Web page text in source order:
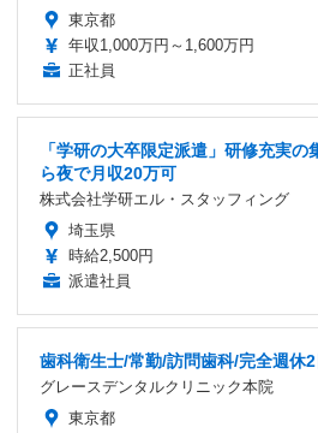
東京都
年収1,000万円～1,600万円
正社員
「学研の大卒限定派遣」研修充実
ら夜で月収20万可
株式会社学研エル・スタッフィング
埼玉県
時給2,500円
派遣社員
歯科衛生士/常勤/訪問歯科/完全週休
グレースデンタルクリニック本院
東京都